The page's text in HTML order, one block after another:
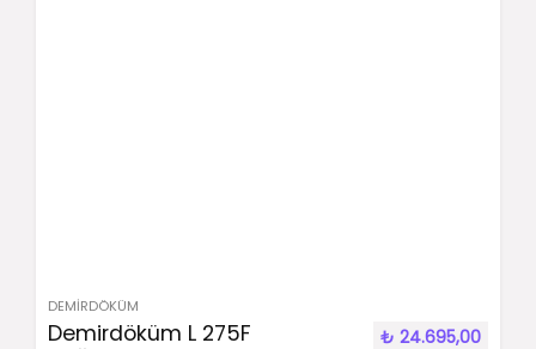
DEMIRDÖKÜM
Demirdöküm L 275F
₺ 24.695,00